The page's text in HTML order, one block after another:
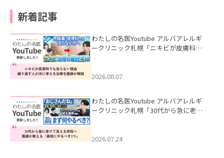
新着記事
わたしの名医Youtube アルバアレルギ
ークリニック札幌「ニキビが皮膚科で
ました。
2026.08.07
わたしの名医Youtube アルバアレルギ
ークリニック札幌「30代から急に老け
た。
2026.07.24